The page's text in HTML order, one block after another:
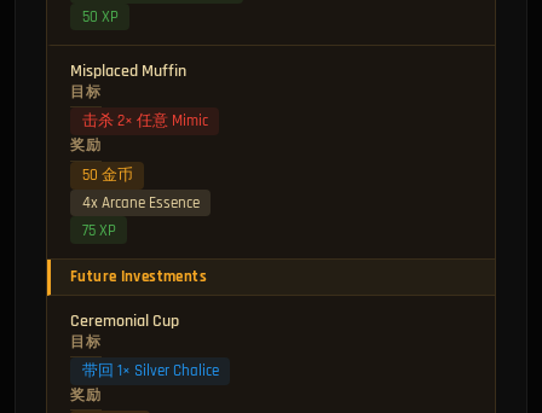
50 XP
Misplaced Muffin
目标
击杀 2× 任意 Mimic
奖励
50 金币
4x Arcane Essence
75 XP
Future Investments
Ceremonial Cup
目标
带回 1× Silver Chalice
奖励